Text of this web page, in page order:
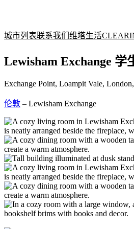
城市列表联系我们 维塔生活
Lewisham Exchange 学
Exchange Point, Loampit Vale,
伦敦 – Lewisham Exchange